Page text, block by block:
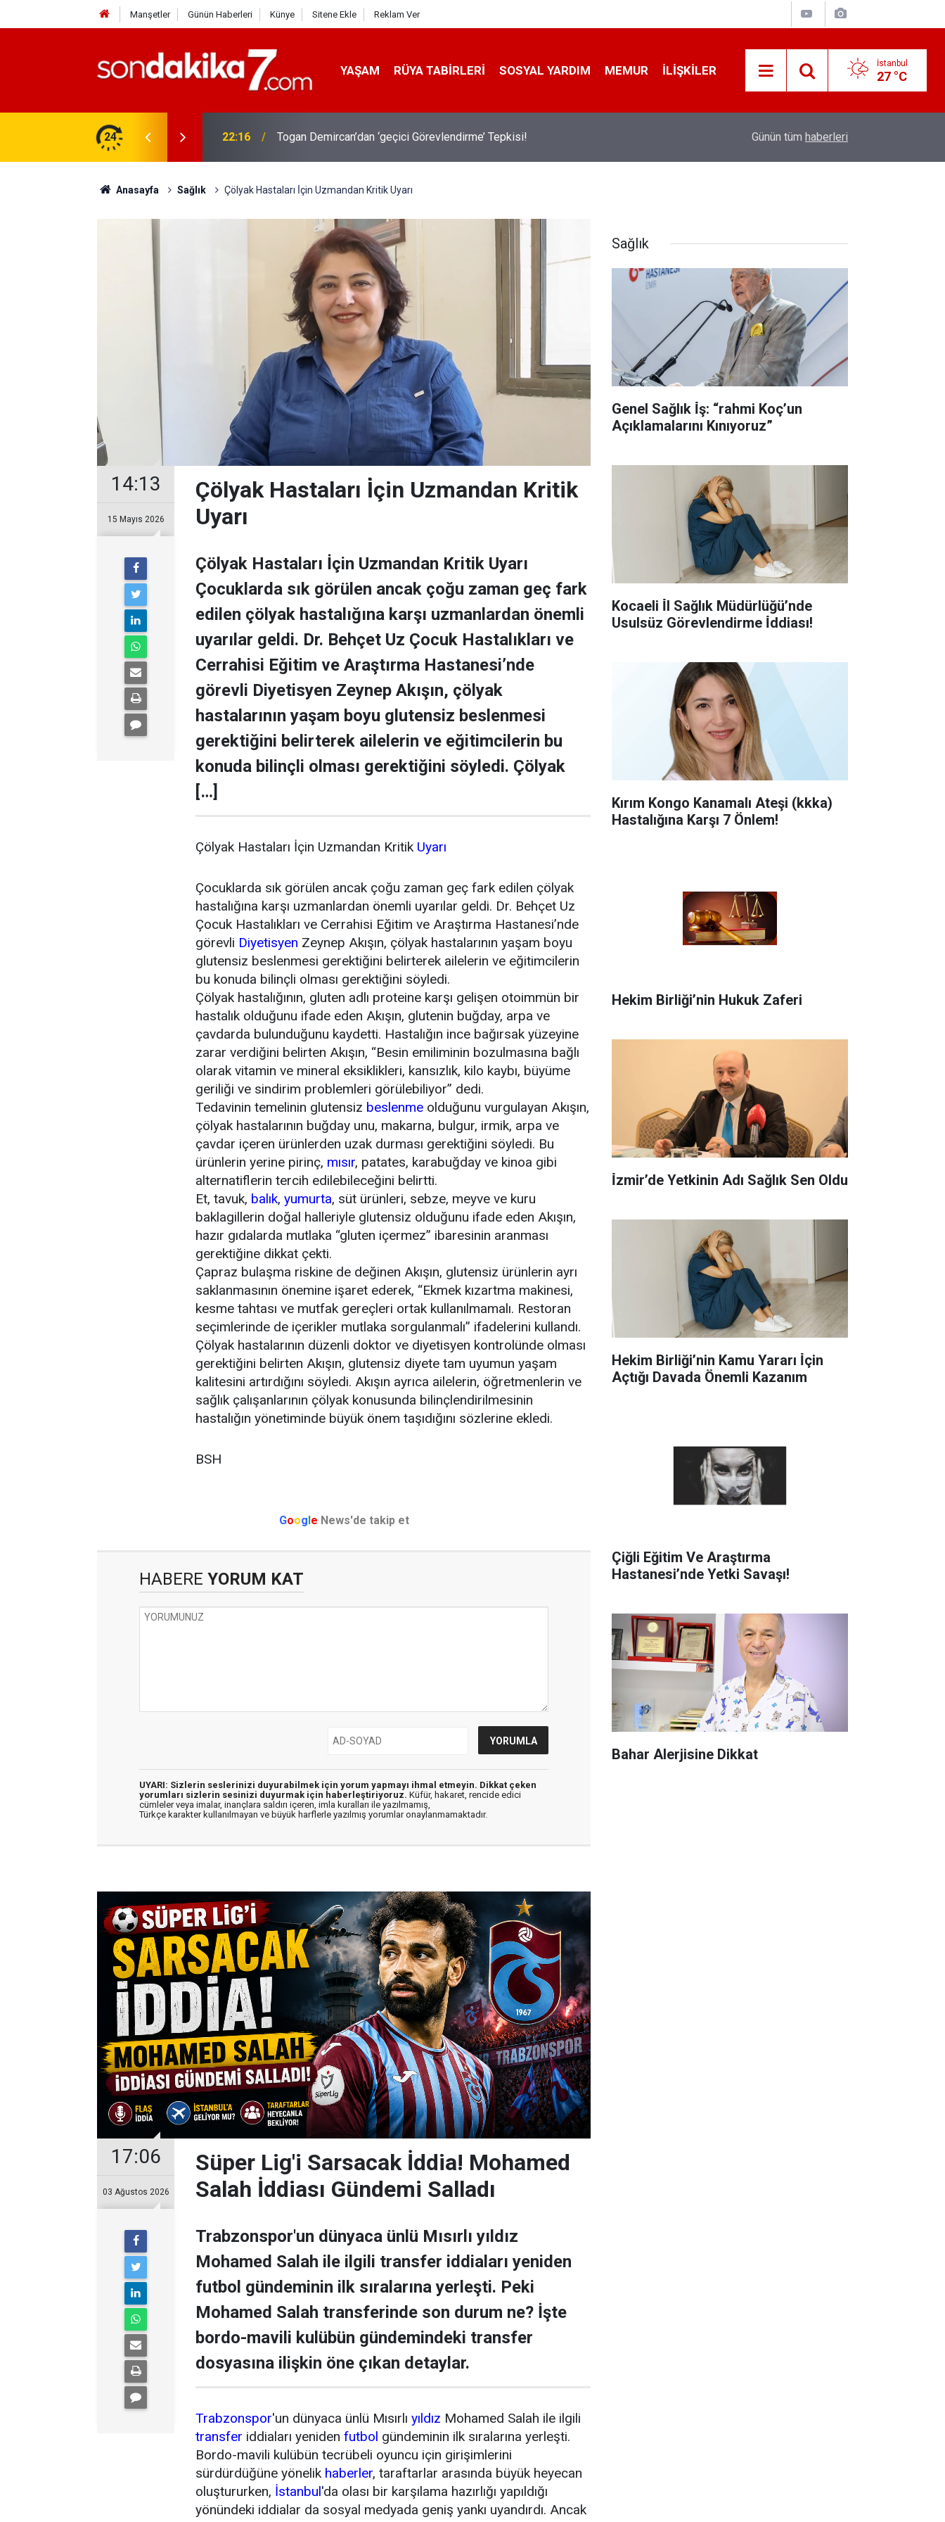
Manşetler Günün Haberleri Künye Sitene Ekle Reklam Ver
YAŞAM RÜYA TABIRLERI SOSYAL YARDIM MEMUR İLIŞKILER İstanbul
27 °C
24 22:16 Togan Demircan’dan ‘geçici Görevlendirme’ Tepkisi! Sıcak Havalarda Ödem Şikayetini Hafife
Günün tüm haberleri
Anasayfa Sağlık Çölyak Hastaları İ̇çin Uzmandan Kritik Uyarı
14:13
15 Mayıs 2026
Çölyak Hastaları İ̇çin Uzmandan Kritik
Uyarı
Çölyak Hastaları İçin Uzmandan Kritik Uyarı
Çocuklarda sık görülen ancak çoğu zaman geç fark
edilen çölyak hastalığına karşı uzmanlardan önemli
uyarılar geldi. Dr. Behçet Uz Çocuk Hastalıkları ve
Cerrahisi Eğitim ve Araştırma Hastanesi’nde
görevli Diyetisyen Zeynep Akışın, çölyak
hastalarının yaşam boyu glutensiz beslenmesi
gerektiğini belirterek ailelerin ve eğitimcilerin bu
konuda bilinçli olması gerektiğini söyledi. Çölyak
[…]
Çölyak Hastaları İçin Uzmandan Kritik Uyarı
Çocuklarda sık görülen ancak çoğu zaman geç fark edilen çölyak
hastalığına karşı uzmanlardan önemli uyarılar geldi. Dr. Behçet Uz
Çocuk Hastalıkları ve Cerrahisi Eğitim ve Araştırma Hastanesi’nde
görevli Diyetisyen Zeynep Akışın, çölyak hastalarının yaşam boyu
glutensiz beslenmesi gerektiğini belirterek ailelerin ve eğitimcilerin
bu konuda bilinçli olması gerektiğini söyledi.
Çölyak hastalığının, gluten adlı proteine karşı gelişen otoimmün bir
hastalık olduğunu ifade eden Akışın, glutenin buğday, arpa ve
çavdarda bulunduğunu kaydetti. Hastalığın ince bağırsak yüzeyine
zarar verdiğini belirten Akışın, “Besin emiliminin bozulmasına bağlı
olarak vitamin ve mineral eksiklikleri, kansızlık, kilo kaybı, büyüme
geriliği ve sindirim problemleri görülebiliyor” dedi.
Tedavinin temelinin glutensiz beslenme olduğunu vurgulayan Akışın,
çölyak hastalarının buğday unu, makarna, bulgur, irmik, arpa ve
çavdar içeren ürünlerden uzak durması gerektiğini söyledi. Bu
ürünlerin yerine pirinç, mısır, patates, karabuğday ve kinoa gibi
alternatiflerin tercih edilebileceğini belirtti.
Et, tavuk, balık, yumurta, süt ürünleri, sebze, meyve ve kuru
baklagillerin doğal halleriyle glutensiz olduğunu ifade eden Akışın,
hazır gıdalarda mutlaka “gluten içermez” ibaresinin aranması
gerektiğine dikkat çekti.
Çapraz bulaşma riskine de değinen Akışın, glutensiz ürünlerin ayrı
saklanmasının önemine işaret ederek, “Ekmek kızartma makinesi,
kesme tahtası ve mutfak gereçleri ortak kullanılmamalı. Restoran
seçimlerinde de içerikler mutlaka sorgulanmalı” ifadelerini kullandı.
Çölyak hastalarının düzenli doktor ve diyetisyen kontrolünde olması
gerektiğini belirten Akışın, glutensiz diyete tam uyumun yaşam
kalitesini artırdığını söyledi. Akışın ayrıca ailelerin, öğretmenlerin ve
sağlık çalışanlarının çölyak konusunda bilinçlendirilmesinin
hastalığın yönetiminde büyük önem taşıdığını sözlerine ekledi.
BSH
Google News'de takip et
HABERE YORUM KAT
UYARI: Sizlerin seslerinizi duyurabilmek için yorum yapmayı ihmal etmeyin. Dikkat çeken
yorumları sizlerin sesinizi duyurmak için haberleştiriyoruz. Küfür, hakaret, rencide edici
cümleler veya imalar, inançlara saldırı içeren, imla kuralları ile yazılmamış,
Türkçe karakter kullanılmayan ve büyük harflerle yazılmış yorumlar onaylanmamaktadır.
17:06
03 Ağustos 2026
Süper Lig'i Sarsacak İddia! Mohamed
Salah İddiası Gündemi Salladı
Trabzonspor'un dünyaca ünlü Mısırlı yıldız
Mohamed Salah ile ilgili transfer iddiaları yeniden
futbol gündeminin ilk sıralarına yerleşti. Peki
Mohamed Salah transferinde son durum ne? İşte
bordo-mavili kulübün gündemindeki transfer
dosyasına ilişkin öne çıkan detaylar.
Trabzonspor'un dünyaca ünlü Mısırlı yıldız Mohamed Salah ile ilgili
transfer iddiaları yeniden futbol gündeminin ilk sıralarına yerleşti.
Bordo-mavili kulübün tecrübeli oyuncu için girişimlerini
sürdürdüğüne yönelik haberler, taraftarlar arasında büyük heyecan
oluştururken, İstanbul'da olası bir karşılama hazırlığı yapıldığı
yönündeki iddialar da sosyal medyada geniş yankı uyandırdı. Ancak
Sağlık
Genel Sağlık İ̇ş: “rahmi Koç’un
Açıklamalarını Kınıyoruz”
Kocaeli İ̇l Sağlık Müdürlüğü’nde
Usulsüz Görevlendirme İ̇ddiası!
Kırım Kongo Kanamalı Ateşi (kkka)
Hastalığına Karşı 7 Önlem!
Hekim Birliği’nin Hukuk Zaferi
İ̇zmir’de Yetkinin Adı Sağlık Sen Oldu
Hekim Birliği’nin Kamu Yararı İ̇çin
Açtığı Davada Önemli Kazanım
Çiğli Eğitim Ve Araştırma
Hastanesi’nde Yetki Savaşı!
Bahar Alerjisine Dikkat